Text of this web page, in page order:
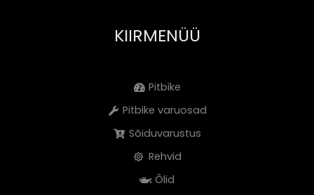
KIIRMENÜÜ
Pitbike
Pitbike varuosad
Sõiduvarustus
Rehvid
Õlid